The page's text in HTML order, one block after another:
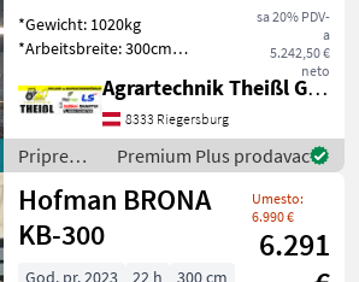
sa 20% PDV-
a
5.242,50 €
neto
*Gewicht: 1020kg
*Arbeitsbreite: 300cm
Traktorleistung (PS): 100-
150 PS *Anzahl der
Flügelscharren: 7 *Anzahl
der Schneidscheiben: 8
*abschraubbare
Agrartechnik Theißl GmbH
8333 Riegersburg
Priprema/
obrada tla
(plugovi,
kultivatori,
tanjurače
i dr.) /
Premium Plus prodavac
Hofman BRONA
KB-300
Umesto:
6.990 €
6.291
God. pr. 2023 22 h
300 cm